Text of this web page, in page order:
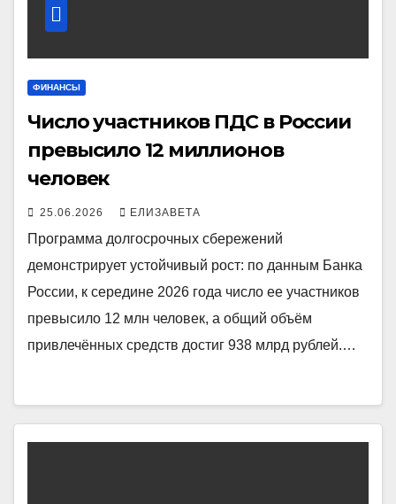
ФИНАНСЫ
Число участников ПДС в России
превысило 12 миллионов
человек
25.06.2026 ЕЛИЗАВЕТА
Программа долгосрочных сбережений
демонстрирует устойчивый рост: по данным Банка
России, к середине 2026 года число ее участников
превысило 12 млн человек, а общий объём
привлечённых средств достиг 938 млрд рублей.…